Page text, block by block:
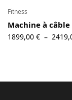
Fitness
Machine à
1899,00 € –